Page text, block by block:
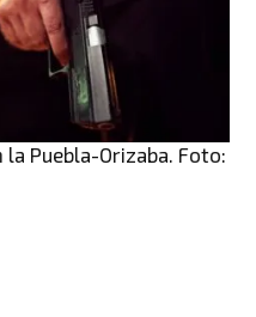
Puebla-Orizaba. Foto: